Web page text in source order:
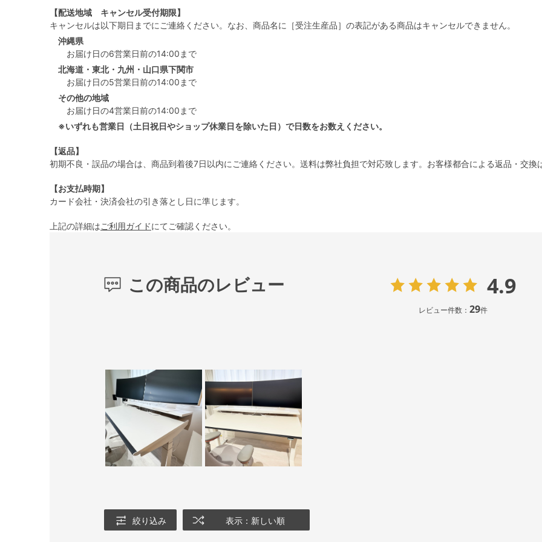
【配送地域 キャンセル受付期限】
キャンセルは以下期日までにご連絡ください。なお、商品名に［受注生産品］の表記がある商品はキャンセルできません。
沖縄県
お届け日の6営業日前の14:00まで
北海道・東北・九州・山口県下関市
お届け日の5営業日前の14:00まで
その他の地域
お届け日の4営業日前の14:00まで
※いずれも営業日（土日祝日やショップ休業日を除いた日）で日数をお数えください。
【返品】
初期不良・誤品の場合は、商品到着後7日以内にご連絡ください。送料は弊社負担で対応致します。お客様都合による返品・交換
【お支払時期】
カード会社・決済会社の引き落とし日に準じます。
上記の詳細はご利用ガイドにてご確認ください。
この商品のレビュー 4.9
レビュー件数： 29件
絞り込み 表示：新しい順